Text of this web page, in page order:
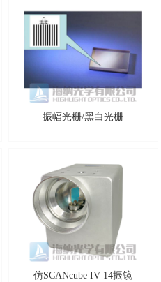
振幅光栅/黑白光栅
仿SCANcube IV 14振镜